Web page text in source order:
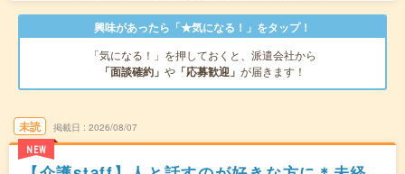
興味があったら「★気になる！」をタップ！
「気になる！」を押しておくと、派遣会社から
「面談確約」 や 「応募歓迎」 が届きます！
未読
NEW
掲載日 2026/08/07